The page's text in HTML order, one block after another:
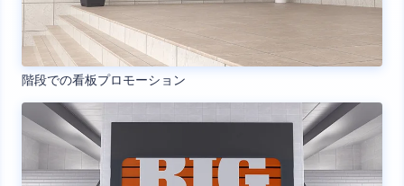
階段での看板プロモーション